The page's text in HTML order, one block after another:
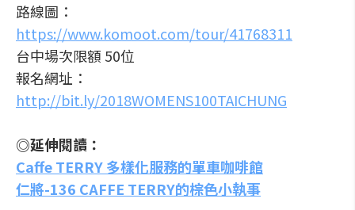
路線圖：
https://www.komoot.com/tour/41768311
台中場次限額 50位
報名網址：
http://bit.ly/2018WOMENS100TAICHUNG
◎延伸閱讀：
Caffe TERRY 多樣化服務的單車咖啡館
仁將-136 CAFFE TERRY的棕色小執事